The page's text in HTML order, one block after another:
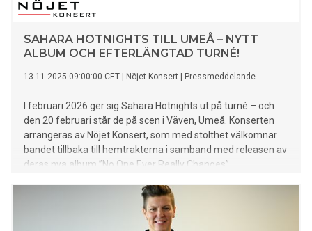
SAHARA HOTNIGHTS TILL UMEÅ – NYTT
ALBUM OCH EFTERLÄNGTAD TURNÉ!
13.11.2025 09:00:00 CET Nöjet Konsert Pressmeddelande
I februari 2026 ger sig Sahara Hotnights ut på turné – och
den 20 februari står de på scen i Väven, Umeå. Konserten
arrangeras av Nöjet Konsert, som med stolthet välkomnar
bandet tillbaka till hemtrakterna i samband med releasen av
deras nya album ”No One Ever Really Changes”.